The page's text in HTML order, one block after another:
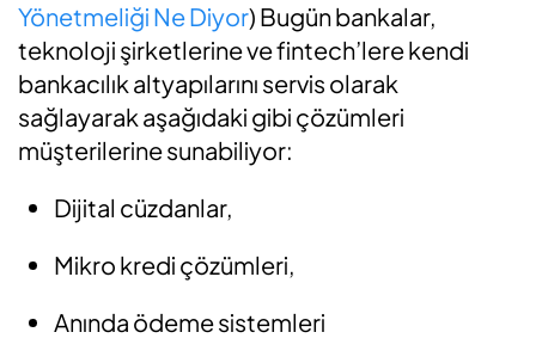
Yönetmeliği Ne Diyor) Bugün bankalar,
teknoloji şirketlerine ve fintech’lere kendi
bankacılık altyapılarını servis olarak
sağlayarak aşağıdaki gibi çözümleri
müşterilerine sunabiliyor:
Dijital cüzdanlar,
Mikro kredi çözümleri,
Anında ödeme sistemleri